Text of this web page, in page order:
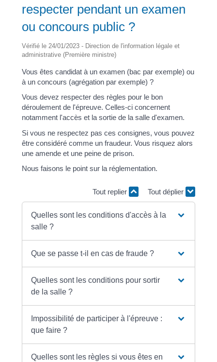
respecter pendant un examen
ou concours public ?
Vérifié le 24/01/2023 - Direction de l'information légale et
administrative (Première ministre)
Vous êtes candidat à un examen (bac par exemple) ou
à un concours (agrégation par exemple) ?
Vous devez respecter des règles pour le bon
déroulement de l'épreuve. Celles-ci concernent
notamment l'accès et la sortie de la salle d'examen.
Si vous ne respectez pas ces consignes, vous pouvez
être considéré comme un fraudeur. Vous risquez alors
une amende et une peine de prison.
Nous faisons le point sur la réglementation.
Tout replier Tout déplier
Quelles sont les conditions d'accès à la
salle ?
Que se passe t-il en cas de fraude ?
Quelles sont les conditions pour sortir
de la salle ?
Impossibilité de participer à l'épreuve :
que faire ?
Quelles sont les règles si vous êtes en